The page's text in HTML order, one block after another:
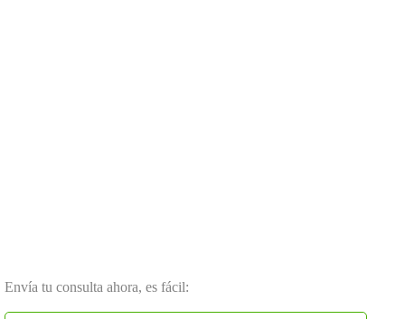
Envía tu consulta ahora, es fácil: